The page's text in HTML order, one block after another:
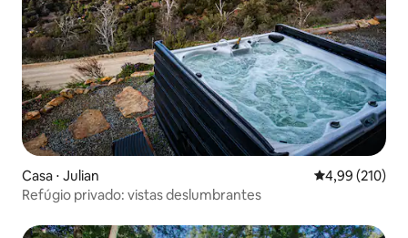
Casa ⋅ Julian 4,99 de uma
4,99 (210)
Refúgio privado: vistas deslumbrantes